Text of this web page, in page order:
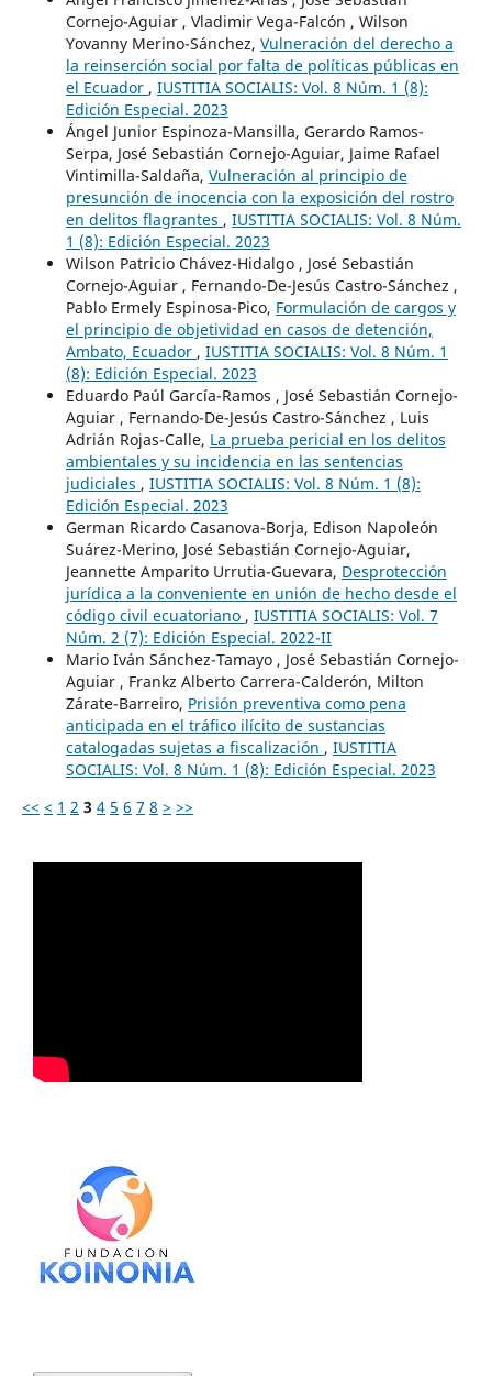
Cornejo-Aguiar , Vladimir Vega-Falcón , Wilson
Yovanny Merino-Sánchez, Vulneración del derecho a
la reinserción social por falta de políticas públicas en
el Ecuador , IUSTITIA SOCIALIS: Vol. 8 Núm. 1 (8):
Edición Especial. 2023
Ángel Junior Espinoza-Mansilla, Gerardo Ramos-
Serpa, José Sebastián Cornejo-Aguiar, Jaime Rafael
Vintimilla-Saldaña, Vulneración al principio de
presunción de inocencia con la exposición del rostro
en delitos flagrantes , IUSTITIA SOCIALIS: Vol. 8 Núm.
1 (8): Edición Especial. 2023
Wilson Patricio Chávez-Hidalgo , José Sebastián
Cornejo-Aguiar , Fernando-De-Jesús Castro-Sánchez ,
Pablo Ermely Espinosa-Pico, Formulación de cargos y
el principio de objetividad en casos de detención,
Ambato, Ecuador , IUSTITIA SOCIALIS: Vol. 8 Núm. 1
(8): Edición Especial. 2023
Eduardo Paúl García-Ramos , José Sebastián Cornejo-
Aguiar , Fernando-De-Jesús Castro-Sánchez , Luis
Adrián Rojas-Calle, La prueba pericial en los delitos
ambientales y su incidencia en las sentencias
judiciales , IUSTITIA SOCIALIS: Vol. 8 Núm. 1 (8):
Edición Especial. 2023
German Ricardo Casanova-Borja, Edison Napoleón
Suárez-Merino, José Sebastián Cornejo-Aguiar,
Jeannette Amparito Urrutia-Guevara, Desprotección
jurídica a la conveniente en unión de hecho desde el
código civil ecuatoriano , IUSTITIA SOCIALIS: Vol. 7
Núm. 2 (7): Edición Especial. 2022-II
Mario Iván Sánchez-Tamayo , José Sebastián Cornejo-
Aguiar , Frankz Alberto Carrera-Calderón, Milton
Zárate-Barreiro, Prisión preventiva como pena
anticipada en el tráfico ilícito de sustancias
catalogadas sujetas a fiscalización , IUSTITIA
SOCIALIS: Vol. 8 Núm. 1 (8): Edición Especial. 2023
<< < 1 2 3 4 5 6 7 8 > >>